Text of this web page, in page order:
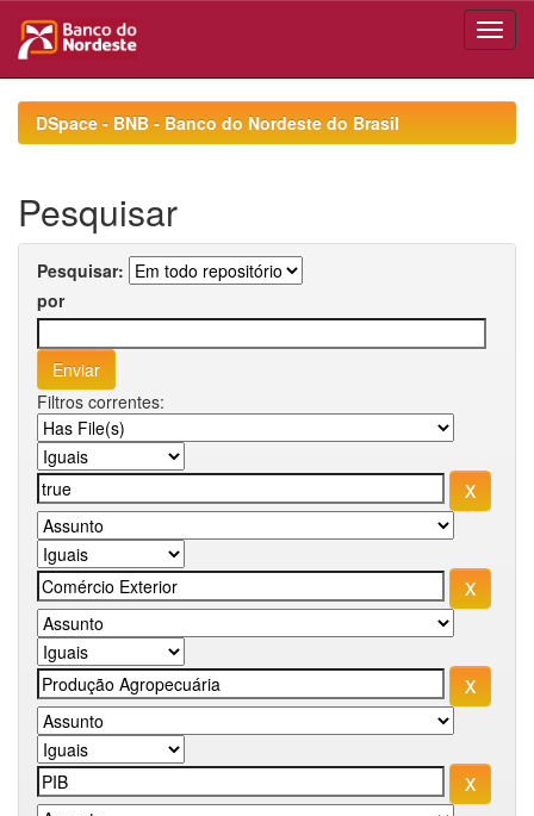
navigationDSpace - BNB - Banco do Nordeste do Brasil
Pesquisar
Pesquisar:
por
Filtros correntes: